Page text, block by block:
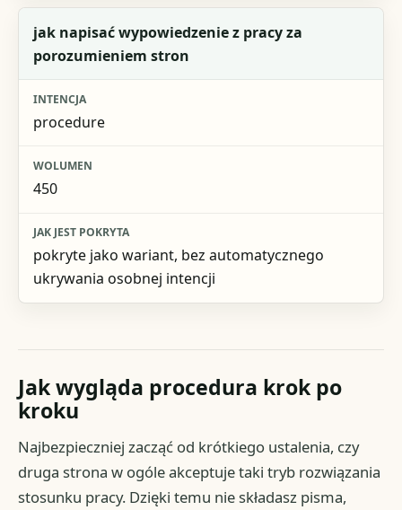
jak napisać wypowiedzenie z pracy za
porozumieniem stron
procedure
450
pokryte jako wariant, bez automatycznego
ukrywania osobnej intencji
Jak wygląda procedura krok po
kroku
Najbezpieczniej zacząć od krótkiego ustalenia, czy
druga strona w ogóle akceptuje taki tryb rozwiązania
stosunku pracy. Dzięki temu nie składasz pisma,